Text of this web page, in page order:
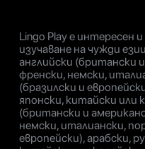
Lingo Play е интересен
изучаване на чужди
английски (британски
френски, немски,
(бразилски и
японски, китайски или
(британски и
немски, италиански,
европейски), арабски,